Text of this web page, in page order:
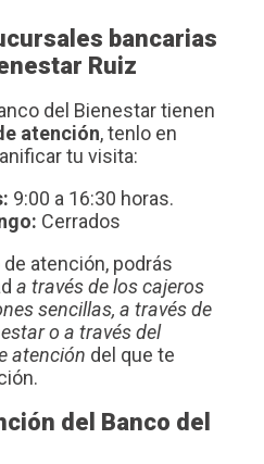
bancarias
Ruiz
del Bienestar tienen
atención, tenlo en
tu visita:
9:00 a 16:30 horas.
Cerrados
atención, podrás
a través de los cajeros
sencillas, a través de
o a través del
atención del que te
del Banco del